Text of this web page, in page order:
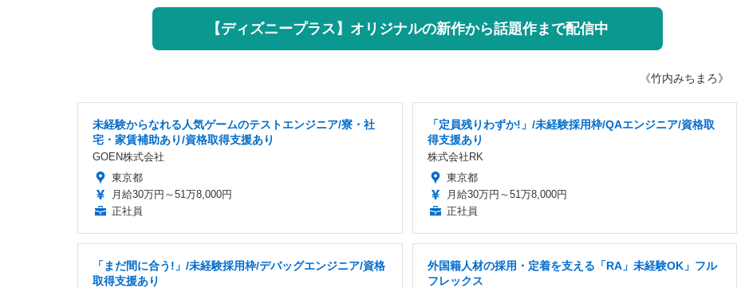
【ディズニープラス】オリジナルの新作から話題作まで配信中
《竹内みちまろ》
未経験からなれる人気ゲームのテストエンジニア/寮・社
宅・家賃補助あり/資格取得支援あり
GOEN株式会社
東京都
月給30万円～51万8,000円
正社員
「定員残りわずか!」/未経験採用枠/QAエンジニア/資格取
得支援あり
株式会社RK
東京都
月給30万円～51万8,000円
正社員
「まだ間に合う!」/未経験採用枠/デバッグエンジニア/資格
取得支援あり
外国籍人材の採用・定着を支える「RA」未経験OK」フル
フレックス